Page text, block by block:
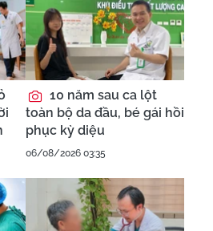
toàn
Phẫu thuật thành
công ca ung thư tụy xâm
lấn nhiều mạch máu
phức tạp